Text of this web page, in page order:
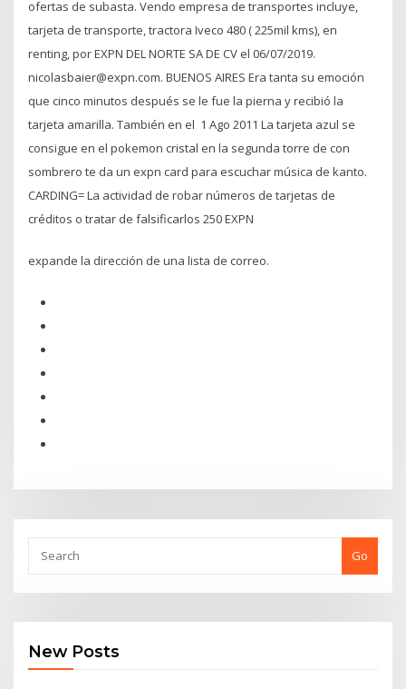
ofertas de subasta. Vendo empresa de transportes incluye,
tarjeta de transporte, tractora Iveco 480 ( 225mil kms), en
renting, por EXPN DEL NORTE SA DE CV el 06/07/2019.
nicolasbaier@expn.com. BUENOS AIRES Era tanta su emoción
que cinco minutos después se le fue la pierna y recibió la
tarjeta amarilla. También en el 1 Ago 2011 La tarjeta azul se
consigue en el pokemon cristal en la segunda torre de con
sombrero te da un expn card para escuchar música de kanto.
CARDING= La actividad de robar números de tarjetas de
créditos o tratar de falsificarlos 250 EXPN
expande la dirección de una lista de correo.
Go
New Posts